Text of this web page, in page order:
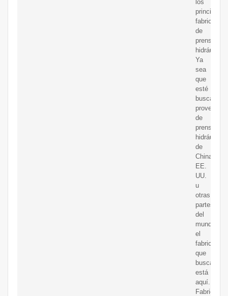
los
principales
fabricantes
de
prensas
Ya
sea
que
esté
buscando
de
prensas
hidráulicas
de
China,
EE.
UU.
u
otras
partes
del
mundo,
el
fabricante
que
busca
está
aquí.